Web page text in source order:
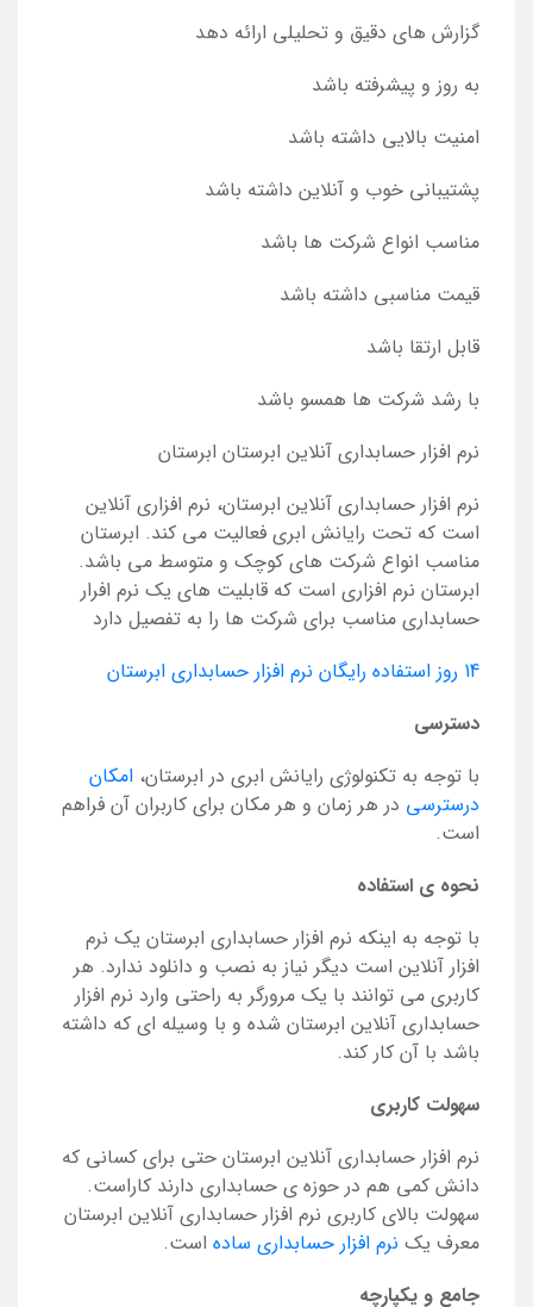
گزارش های دقیق و تحلیلی ارائه دهد
به روز و پیشرفته باشد
امنیت بالایی داشته باشد
پشتیبانی خوب و آنلاین داشته باشد
مناسب انواع شرکت ها باشد
قیمت مناسبی داشته باشد
قابل ارتقا باشد
با رشد شرکت ها همسو باشد
نرم افزار حسابداری آنلاین ابرستان ابرستان
نرم افزار حسابداری آنلاین ابرستان، نرم افزاری آنلاین
است که تحت رایانش ابری فعالیت می کند. ابرستان
مناسب انواع شرکت های کوچک و متوسط می باشد.
ابرستان نرم افزاری است که قابلیت های یک نرم افرار
حسابداری مناسب برای شرکت ها را به تفصیل دارد
14 روز استفاده رایگان نرم افزار حسابداری ابرستان
دسترسی
با توجه به تکنولوژی رایانش ابری در ابرستان، امکان
درسترسی در هر زمان و هر مکان برای کاربران آن فراهم
است.
نحوه ی استفاده
با توجه به اینکه نرم افزار حسابداری ابرستان یک نرم
افزار آنلاین است دیگر نیاز به نصب و دانلود ندارد. هر
کاربری می توانند با یک مرورگر به راحتی وارد نرم افزار
حسابداری آنلاین ابرستان شده و با وسیله ای که داشته
باشد با آن کار کند.
سهولت کاربری
نرم افزار حسابداری آنلاین ابرستان حتی برای کسانی که
دانش کمی هم در حوزه ی حسابداری دارند کاراست.
سهولت بالای کاربری نرم افزار حسابداری آنلاین ابرستان
معرف یک نرم افزار حسابداری ساده است.
جامع و یکپارچه